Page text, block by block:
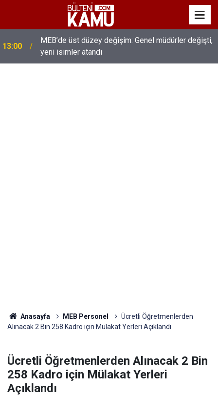
13:00
MEB’de üst düzey değişim: Genel müdürler değişti,
yeni isimler atandı
Anasayfa MEB Personel
Ücretli Öğretmenlerden
Alınacak 2 Bin 258 Kadro için Mülakat Yerleri Açıklandı
Ücretli Öğretmenlerden Alınacak 2 Bin
258 Kadro için Mülakat Yerleri
Açıklandı